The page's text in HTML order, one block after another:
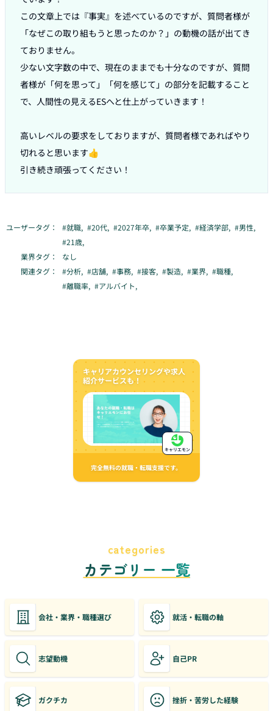
この文章上では『事実』を述べているのですが、質問者様が
「なぜこの取り組もうと思ったのか？」の動機の話が出てき
ておりません。
少ない文字数の中で、現在のままでも十分なのですが、質問
者様が「何を思って」「何を感じて」の部分を記載すること
で、人間性の見えるESへと仕上がっていきます！
高いレベルの要求をしておりますが、質問者様であればやり
切れると思います👍
引き続き頑張ってください！
ユーザータグ： #就職, #20代, #2027年卒, #卒業予定, #経済学部, #男性,
#21歳,
業界タグ：
なし
関連タグ：
#分析, #店舗, #事務, #接客, #製造, #業界, #職種,
#離職率, #アルバイト,
キャリアカウンセリングや求人
紹介サービスも！
完全無料の就職・転職支援です。
キャリエモン
categories
カテゴリー 一覧
会社・業界・職種選び 就活・転職の軸
志望動機 自己PR
ガクチカ 挫折・苦労した経験